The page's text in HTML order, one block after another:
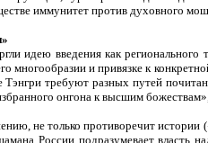
иммунитет против духовного
идею введения как
многообразии и привязке к
требуют разных путей
онгона к высшим
не только противоречит
России подразумевает